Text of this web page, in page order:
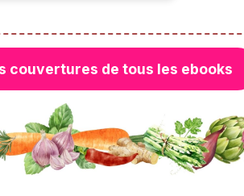
couvertures de tous les ebooks